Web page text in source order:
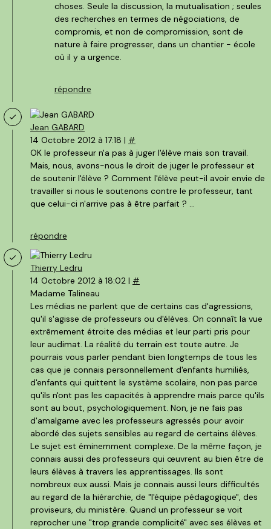
choses. Seule la discussion, la mutualisation ; seules
des recherches en termes de négociations, de
compromis, et non de compromission, sont de
nature à faire progresser, dans un chantier - école
où il y a urgence.
répondre
Jean GABARD
14 Octobre 2012 à 17:18 | #
OK le professeur n'a pas à juger l'élève mais son travail.
Mais, nous, avons-nous le droit de juger le professeur et
de soutenir l'élève ? Comment l'élève peut-il avoir envie de
travailler si nous le soutenons contre le professeur, tant
que celui-ci n'arrive pas à être parfait ? ...
répondre
Thierry Ledru
14 Octobre 2012 à 18:02 | #
Madame Talineau
Les médias ne parlent que de certains cas d'agressions,
qu'il s'agisse de professeurs ou d'élèves. On connaît la vue
extrêmement étroite des médias et leur parti pris pour
leur audimat. La réalité du terrain est toute autre. Je
pourrais vous parler pendant bien longtemps de tous les
cas que je connais personnellement d'enfants humiliés,
d'enfants qui quittent le système scolaire, non pas parce
qu'ils n'ont pas les capacités à apprendre mais parce qu'ils
sont au bout, psychologiquement. Non, je ne fais pas
d'amalgame avec les professeurs agressés pour avoir
abordé des sujets sensibles au regard de certains élèves.
Le sujet est éminemment complexe. De la même façon, je
connais aussi des professeurs qui œuvrent au bien être de
leurs élèves à travers les apprentissages. Ils sont
nombreux eux aussi. Mais je connais aussi leurs difficultés
au regard de la hiérarchie, de "l'équipe pédagogique", des
proviseurs, du ministère. Quand un professeur se voit
reprocher une "trop grande complicité" avec ses élèves et